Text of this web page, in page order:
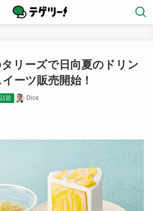
リーズで日向夏のドリン
ーツ販売開始！
題 Dice